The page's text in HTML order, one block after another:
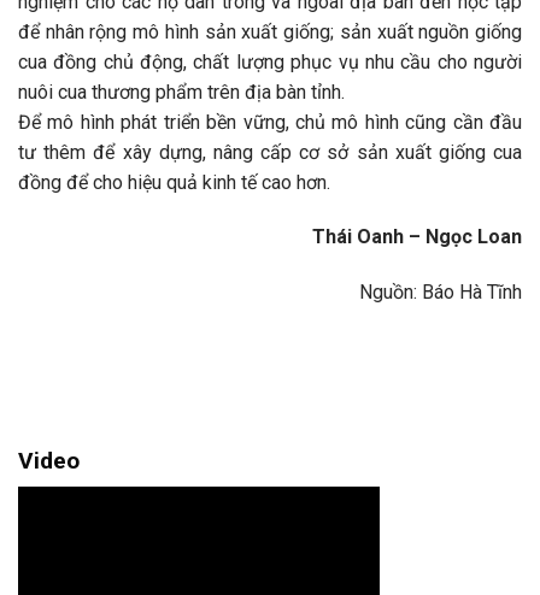
để nhân rộng mô hình sản xuất giống; sản xuất nguồn giống
cua đồng chủ động, chất lượng phục vụ nhu cầu cho người
nuôi cua thương phẩm trên địa bàn tỉnh.
Để mô hình phát triển bền vững, chủ mô hình cũng cần đầu
tư thêm để xây dựng, nâng cấp cơ sở sản xuất giống cua
đồng để cho hiệu quả kinh tế cao hơn.
Thái Oanh – Ngọc Loan
Nguồn: Báo Hà Tĩnh
Video